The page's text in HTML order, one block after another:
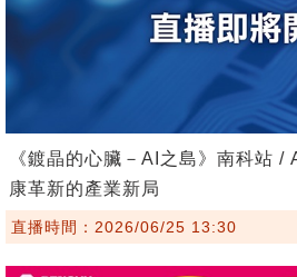
《鍍晶的心臟－AI之島》南科站 /
康革新的產業新局
直播時間：2026/06/25 13:30